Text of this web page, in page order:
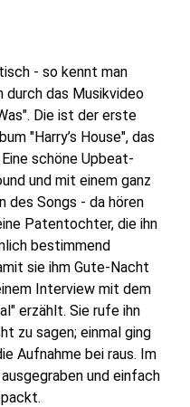
- so kennt man
durch das Musikvideo
Die ist der erste
"Harry’s House", das
schöne Upbeat-
und mit einem ganz
des Songs - da hören
Patentochter, die ihn
bestimmend
sie ihm Gute-Nacht
Interview mit dem
erzählt. Sie rufe ihn
zu sagen; einmal ging
Aufnahme bei raus. Im
und einfach